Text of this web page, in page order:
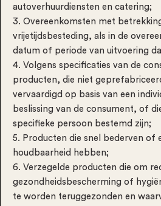
autoverhuurdiensten en catering;
3. Overeenkomsten met
vrijetijdsbesteding, als in de
datum of periode van uitvoering
4. Volgens specificaties van de
producten, die niet
vervaardigd op basis van een
beslissing van de consument, of
specifieke persoon bestemd zijn;
5. Producten die snel bederven of
houdbaarheid hebben;
6. Verzegelde producten die om
gezondheidsbescherming of
te worden teruggezonden en